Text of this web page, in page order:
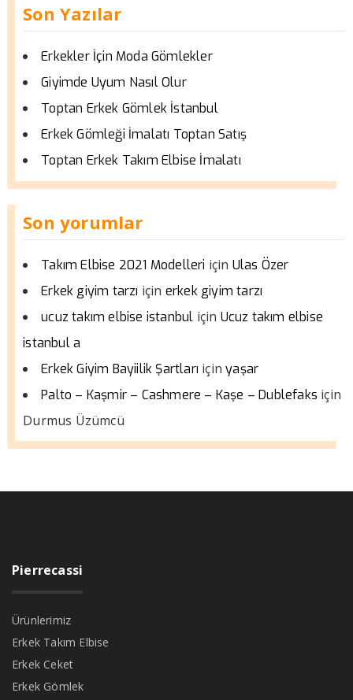
Son Yazılar
Erkekler İçin Moda Gömlekler
Giyimde Uyum Nasıl Olur
Toptan Erkek Gömlek İstanbul
Erkek Gömleği İmalatı Toptan Satış
Toptan Erkek Takım Elbise İmalatı
Son yorumlar
Takım Elbise 2021 Modelleri için Ulas Özer
Erkek giyim tarzı için erkek giyim tarzı
ucuz takım elbise istanbul için Ucuz takım elbise
istanbul a
Erkek Giyim Bayiilik Şartları içinyaşar
Palto – Kaşmir – Cashmere – Kaşe – Dublefaks için
Durmus Üzümcü
Pierrecassi
Ürünlerimiz
Erkek Takım Elbise
Erkek Ceket
Erkek Gömlek